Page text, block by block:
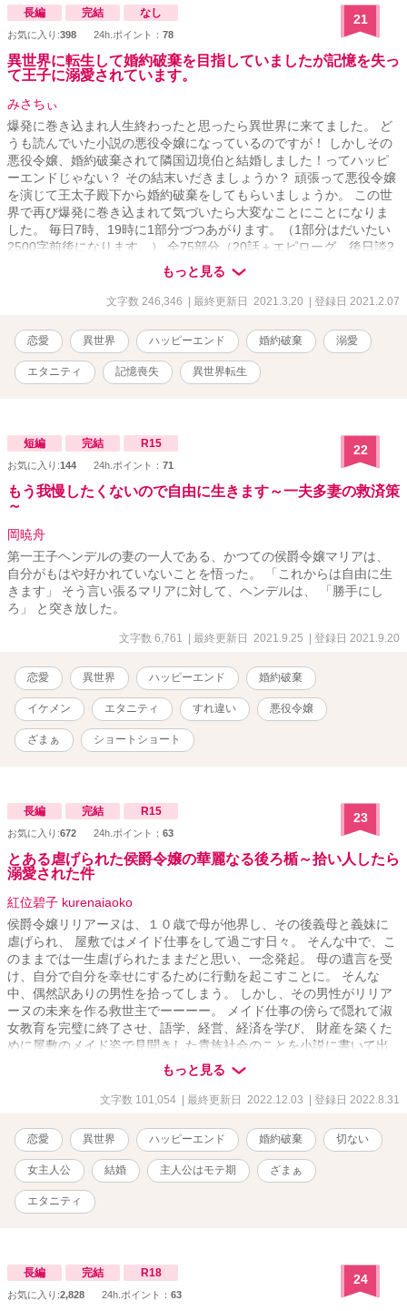
長編 完結 なし
お気に入り:398 24h.ポイント： 78
21
異世界に転生して婚約破棄を目指していましたが記憶を失っ
て王子に溺愛されています。
みさちぃ
爆発に巻き込まれ人生終わったと思ったら異世界に来てました。 ど
うも読んでいた小説の悪役令嬢になっているのですが！ しかしその
悪役令嬢、婚約破棄されて隣国辺境伯と結婚しました！ってハッピ
ーエンドじゃない？ その結末いだきましょうか？ 頑張って悪役令嬢
を演じて王太子殿下から婚約破棄をしてもらいましょうか。 この世
界で再び爆発に巻き込まれて気づいたら大変なことにことになりま
した。 毎日7時、19時に1部分づつあがります。（1部分はだいたい
2500字前後になります。） 全75部分（20話＋エピローグ、後日談2
話で完結する予定です。 ＊なろう様で先行して掲載しております。
もっと見る
文字数 246,346 | 最終更新日 2021.3.20 | 登録日 2021.2.07
恋愛 異世界 ハッピーエンド 婚約破棄 溺愛
エタニティ 記憶喪失 異世界転生
短編 完結 R15
お気に入り:144 24h.ポイント： 71
22
もう我慢したくないので自由に生きます～一夫多妻の救済策
～
岡暁舟
第一王子ヘンデルの妻の一人である、かつての侯爵令嬢マリアは、
自分がもはや好かれていないことを悟った。 「これからは自由に生
きます」 そう言い張るマリアに対して、ヘンデルは、 「勝手にし
ろ」 と突き放した。
文字数 6,761 | 最終更新日 2021.9.25 | 登録日 2021.9.20
恋愛 異世界 ハッピーエンド 婚約破棄
イケメン エタニティ すれ違い 悪役令嬢
ざまぁ ショートショート
長編 完結 R15
お気に入り:672 24h.ポイント： 63
23
とある虐げられた侯爵令嬢の華麗なる後ろ楯～拾い人したら
溺愛された件
紅位碧子 kurenaiaoko
侯爵令嬢リリアーヌは、１０歳で母が他界し、その後義母と義妹に
虐げられ、 屋敷ではメイド仕事をして過ごす日々。 そんな中で、こ
のままでは一生虐げられたままだと思い、一念発起。 母の遺言を受
け、自分で自分を幸せにするために行動を起こすことに。 そんな
中、偶然訳ありの男性を拾ってしまう。 しかし、その男性がリリア
ーヌの未来を作る救世主でーーーー。 メイド仕事の傍らで隠れて淑
女教育を完璧に終了させ、語学、経営、経済を学び、 財産を築くた
めに屋敷のメイド姿で見聞きした貴族社会のことを小説に書いて出
版し、それが大ヒット御礼！ 学んだことを生かし、商会を設立。 孤
児院から人材を引き取り育成もスタート。 出版部門、観劇部門、版
権部門、商品部門など次々と商いを展開。 そこに隣国の王子も参戦
張る とある侯爵令嬢が幸せを掴むまでの溺愛×サクセスストーリーで
す♡ ＊誤字脱字多数あるかと思います。 ＊初心者につき表現稚拙で
すので温かく見守ってくださいませ ＊ゆるふわ設定です
もっと見る
文字数 101,054 | 最終更新日 2022.12.03 | 登録日 2022.8.31
恋愛 異世界 ハッピーエンド 婚約破棄 切ない
女主人公 結婚 主人公はモテ期 ざまぁ
エタニティ
長編 完結 R18
お気に入り:2,828 24h.ポイント： 63
24